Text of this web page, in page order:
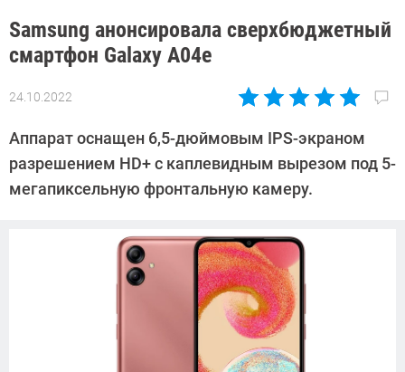
Samsung анонсировала сверхбюджетный
смартфон Galaxy A04e
24.10.2022
Автор:
Кошик
Аппарат оснащен 6,5-дюймовым IPS-экраном
разрешением HD+ с каплевидным вырезом под 5-
мегапиксельную фронтальную камеру.